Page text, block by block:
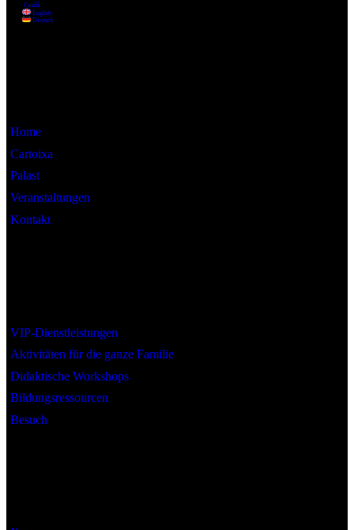
Home
Cartoixa
Palast
Veranstaltungen
Kontakt
VIP-Dienstleistungen
Aktivitäten für die ganze Familie
Didaktische Workshops
Bildungsressourcen
Besuch